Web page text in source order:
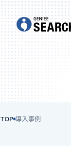
TOP 導入事例